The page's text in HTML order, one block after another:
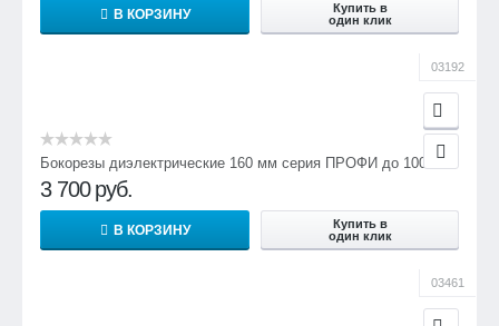
В КОРЗИНУ
Купить в
один клик
03192
Бокорезы диэлектрические 160 мм серия ПРОФИ до 1000В
3 700 руб.
В КОРЗИНУ
Купить в
один клик
03461